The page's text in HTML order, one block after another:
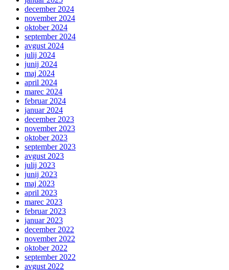
december 2024
november 2024
oktober 2024
september 2024
avgust 2024
julij 2024
junij 2024
maj 2024
april 2024
marec 2024
februar 2024
januar 2024
december 2023
november 2023
oktober 2023
september 2023
avgust 2023
julij 2023
junij 2023
maj 2023
april 2023
marec 2023
februar 2023
januar 2023
december 2022
november 2022
oktober 2022
september 2022
avgust 2022